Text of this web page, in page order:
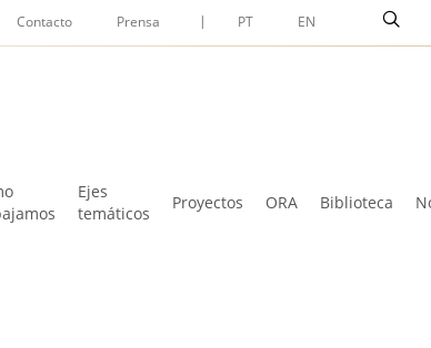
Contacto Prensa PT EN
Ejes
temáticos
Proyectos ORA Biblioteca
Menu